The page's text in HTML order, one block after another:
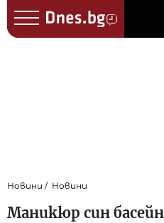
Новини Новини
Маникюр син